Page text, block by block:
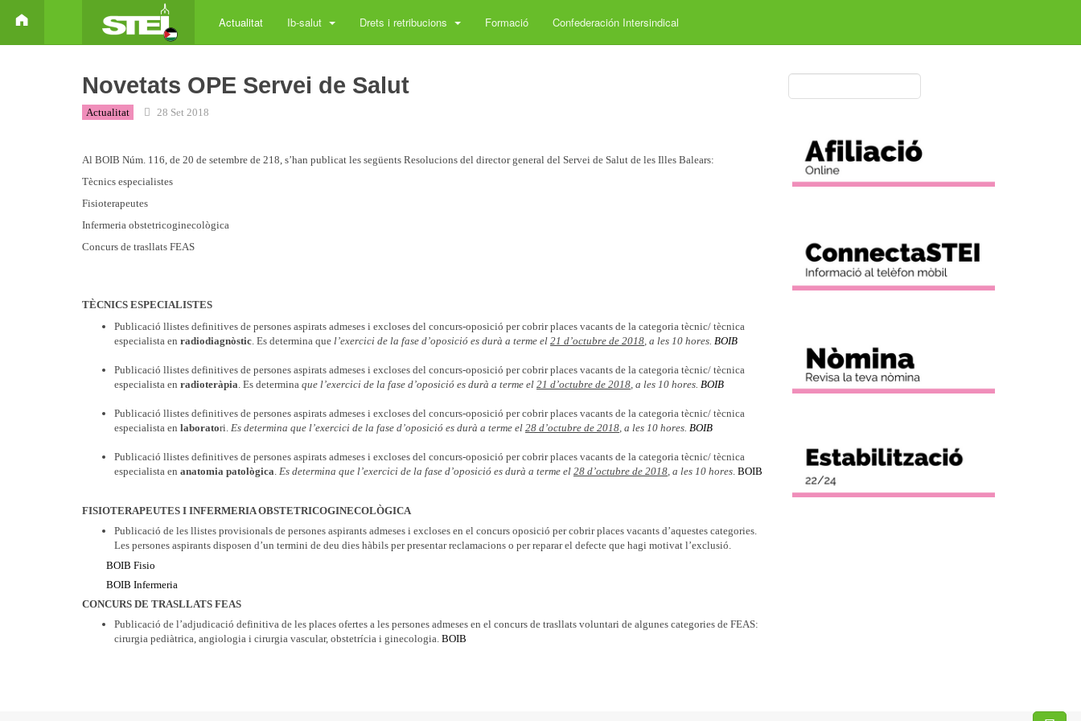
Actualitat Ib-salut Drets i retribucions Formació Confederación Intersindical
Novetats OPE Servei de Salut
Actualitat 28 Set 2018
Al BOIB Núm. 116, de 20 de setembre de 218, s’han publicat les següents Resolucions del director general del Servei de Salut de les Illes Balears:
Tècnics especialistes
Fisioterapeutes
Infermeria obstetricoginecològica
Concurs de trasllats FEAS
TÈCNICS ESPECIALISTES
Publicació llistes definitives de persones aspirats admeses i excloses del concurs-oposició per cobrir places vacants de la categoria tècnic/ tècnica
especialista en radiodiagnòstic. Es determina que l’exercici de la fase d’oposició es durà a terme el 21 d’octubre de 2018, a les 10 hores. BOIB
Publicació llistes definitives de persones aspirats admeses i excloses del concurs-oposició per cobrir places vacants de la categoria tècnic/ tècnica
especialista en radioteràpia. Es determina que l’exercici de la fase d’oposició es durà a terme el 21 d’octubre de 2018, a les 10 hores. BOIB
Publicació llistes definitives de persones aspirats admeses i excloses del concurs-oposició per cobrir places vacants de la categoria tècnic/ tècnica
especialista en laboratori. Es determina que l’exercici de la fase d’oposició es durà a terme el 28 d’octubre de 2018, a les 10 hores. BOIB
Publicació llistes definitives de persones aspirats admeses i excloses del concurs-oposició per cobrir places vacants de la categoria tècnic/ tècnica
especialista en anatomia patològica. Es determina que l’exercici de la fase d’oposició es durà a terme el 28 d’octubre de 2018, a les 10 hores. BOIB
FISIOTERAPEUTES I INFERMERIA OBSTETRICOGINECOLÒGICA
Publicació de les llistes provisionals de persones aspirants admeses i excloses en el concurs oposició per cobrir places vacants d’aquestes categories.
Les persones aspirants disposen d’un termini de deu dies hàbils per presentar reclamacions o per reparar el defecte que hagi motivat l’exclusió.
BOIB Fisio
BOIB Infermeria
CONCURS DE TRASLLATS FEAS
Publicació de l’adjudicació definitiva de les places ofertes a les persones admeses en el concurs de trasllats voluntari de algunes categories de FEAS:
cirurgia pediàtrica, angiologia i cirurgia vascular, obstetrícia i ginecologia. BOIB